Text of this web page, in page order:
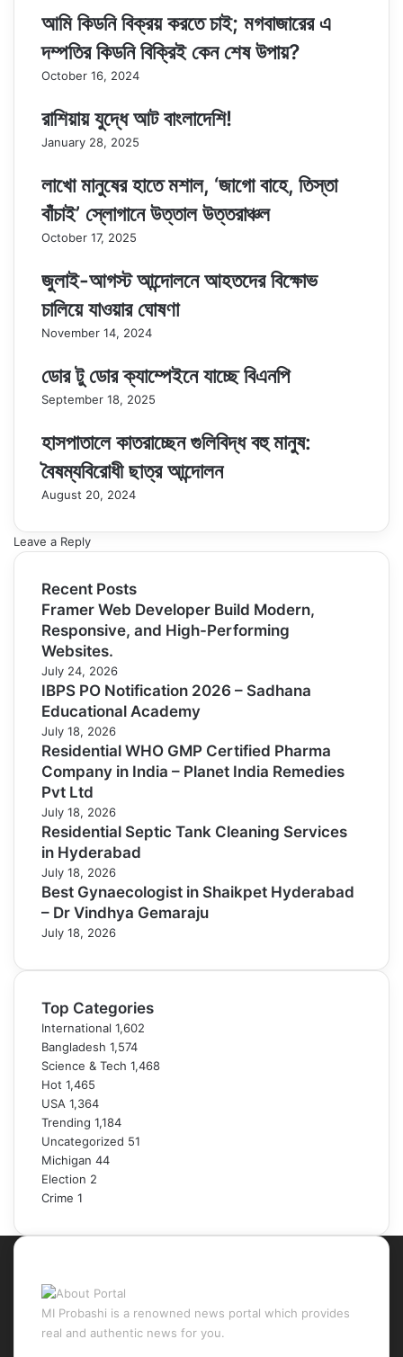
আমি কিডনি বিক্রয় করতে চাই; মগবাজারের এ
দম্পতির কিডনি বিক্রিই কেন শেষ উপায়?
October 16, 2024
রাশিয়ায় যুদ্ধে আট বাংলাদেশি!
January 28, 2025
লাখো মানুষের হাতে মশাল, ‘জাগো বাহে, তিস্তা
বাঁচাই’ স্লোগানে উত্তাল উত্তরাঞ্চল
October 17, 2025
জুলাই-আগস্ট আন্দোলনে আহতদের বিক্ষোভ
চালিয়ে যাওয়ার ঘোষণা
November 14, 2024
ডোর টু ডোর ক্যাম্পেইনে যাচ্ছে বিএনপি
September 18, 2025
হাসপাতালে কাতরাচ্ছেন গুলিবিদ্ধ বহু মানুষ:
বৈষম্যবিরোধী ছাত্র আন্দোলন
August 20, 2024
Leave a Reply
Recent Posts
Framer Web Developer Build Modern,
Responsive, and High-Performing
Websites.
July 24, 2026
IBPS PO Notification 2026 – Sadhana
Educational Academy
July 18, 2026
Residential WHO GMP Certified Pharma
Company in India – Planet India Remedies
Pvt Ltd
July 18, 2026
Residential Septic Tank Cleaning Services
in Hyderabad
July 18, 2026
Best Gynaecologist in Shaikpet Hyderabad
– Dr Vindhya Gemaraju
July 18, 2026
Top Categories
International 1,602
Bangladesh 1,574
Science & Tech 1,468
Hot 1,465
USA 1,364
Trending 1,184
Uncategorized 51
Michigan 44
Election 2
Crime 1
MI Probashi is a renowned news portal which provides
real and authentic news for you.